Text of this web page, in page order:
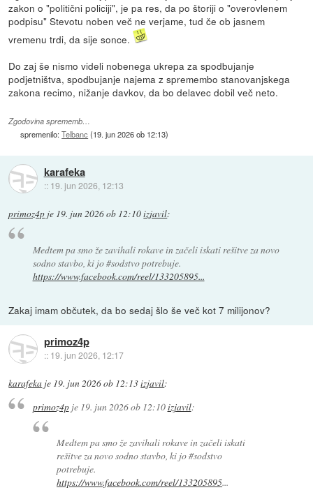
zakon o "politični policiji", je pa res, da po štoriji o "overovlenem
podpisu" Stevotu noben več ne verjame, tud če ob jasnem
vremenu trdi, da sije sonce.
Do zaj še nismo videli nobenega ukrepa za spodbujanje
podjetništva, spodbujanje najema z spremembo stanovanjskega
zakona recimo, nižanje davkov, da bo delavec dobil več neto.
Zgodovina sprememb…
spremenilo:Telbanc (19. jun 2026 ob 12:13)
karafeka
:: 19. jun 2026, 12:13
primoz4p je 19. jun 2026 ob 12:10izjavil:
Medtem pa smo že zavihali rokave in začeli iskati rešitve za novo
sodno stavbo, ki jo #sodstvo potrebuje.
https://www.facebook.com/reel/133205895...
Zakaj imam občutek, da bo sedaj šlo še več kot 7 milijonov?
primoz4p
:: 19. jun 2026, 12:17
karafeka je 19. jun 2026 ob 12:13izjavil:
primoz4pje 19. jun 2026 ob 12:10izjavil:
Medtem pa smo že zavihali rokave in začeli iskati
rešitve za novo sodno stavbo, ki jo #sodstvo
potrebuje.
https://www.facebook.com/reel/133205895...